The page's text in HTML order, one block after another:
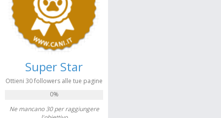
Super Star
Ottieni 30 followers alle tue pagine
0%
Ne mancano 30 per raggiungere